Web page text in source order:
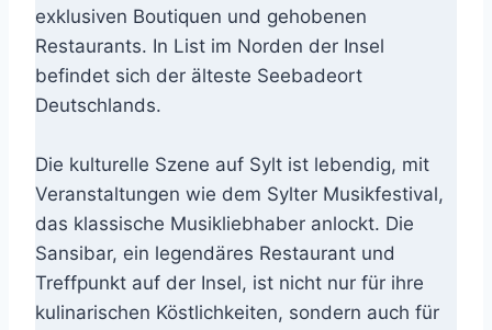
exklusiven Boutiquen und gehobenen
Restaurants. In List im Norden der Insel
befindet sich der älteste Seebadeort
Deutschlands.
Die kulturelle Szene auf Sylt ist lebendig, mit
Veranstaltungen wie dem Sylter Musikfestival,
das klassische Musikliebhaber anlockt. Die
Sansibar, ein legendäres Restaurant und
Treffpunkt auf der Insel, ist nicht nur für ihre
kulinarischen Köstlichkeiten, sondern auch für